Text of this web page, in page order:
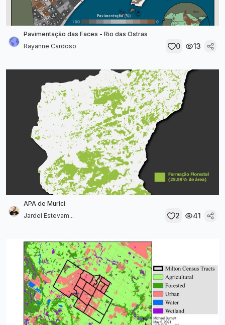
Pavimentação das Faces - Rio das Ostras
Rayanne Cardoso
0 13
APA de Murici
Jardel Estevam...
2 41